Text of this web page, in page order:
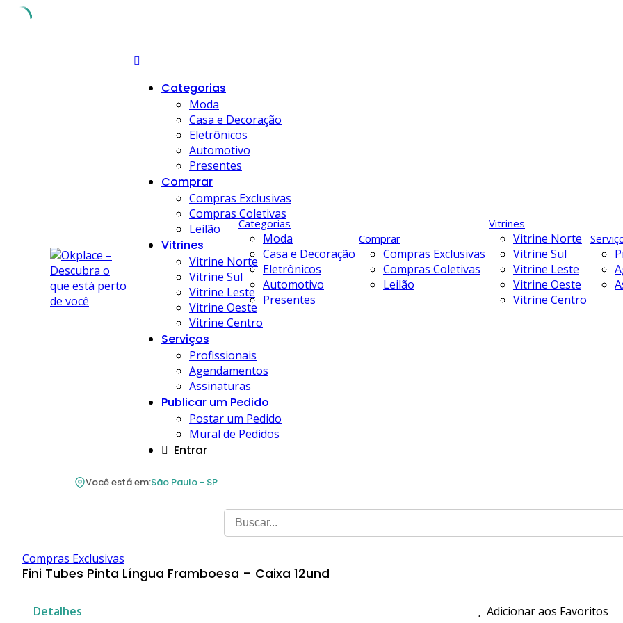
Categorias
Moda
Casa e Decoração
Eletrônicos
Automotivo
Presentes
Comprar
Compras Exclusivas
Compras Coletivas
Leilão
Vitrines
Vitrine Norte
Vitrine Sul
Vitrine Leste
Vitrine Oeste
Vitrine Centro
Serviços
Profissionais
Agendamentos
Assinaturas
Publicar um Pedido
Postar um Pedido
Mural de Pedidos
Entrar
Categorias
Moda
Casa e Decoração
Eletrônicos
Automotivo
Presentes
Comprar
Compras Exclusivas
Compras Coletivas
Leilão
Vitrines
Vitrine Norte
Vitrine Sul
Vitrine Leste
Vitrine Oeste
Vitrine Centro
Você está em:São Paulo - SP
Compras Exclusivas
Fini Tubes Pinta Língua Framboesa – Caixa 12und
Detalhes Adicionar aos Favoritos